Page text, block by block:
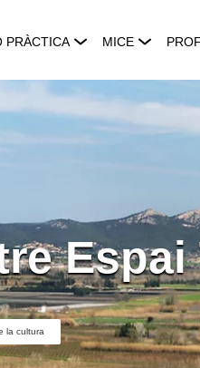
PRÀCTICA MICE
Espai
la cultura